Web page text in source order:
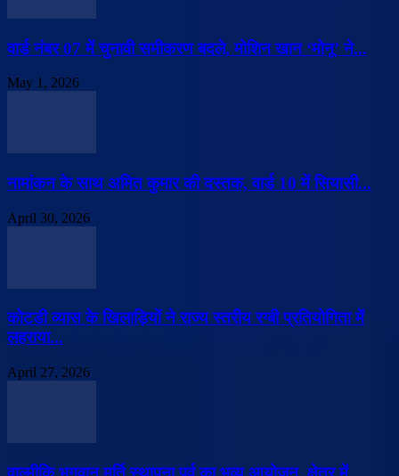
वार्ड नंबर 07 में चुनावी समीकरण बदले, मोशिन खान ‘मोनू’ ने...
May 1, 2026
नामांकन के साथ अमित कुमार की दस्तक, वार्ड 10 में सियासी...
April 30, 2026
कोटडी व्यास के खिलाड़ियों ने राज्य स्तरीय रग्बी प्रतियोगिता में
लहराया...
April 27, 2026